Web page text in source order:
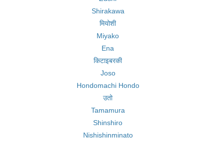
Shirakawa
मियोशी
Miyako
Ena
किटाइबरकी
Joso
Hondomachi Hondo
उतो
Tamamura
Shinshiro
Nishishinminato